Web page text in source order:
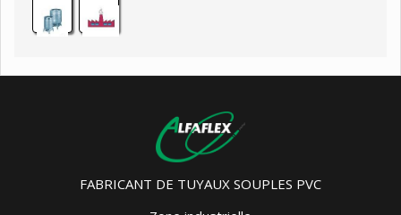
FABRICANT DE TUYAUX SOUPLES PVC